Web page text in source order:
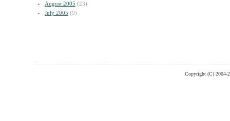
August 2005 (23)
July 2005 (9)
Copyright (C) 2004-